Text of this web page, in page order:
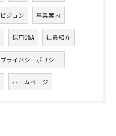
ビジョン 事業案内
採用Q&A 社員紹介
プライバシーポリシー
ホームページ